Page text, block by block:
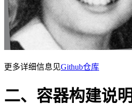
更多详细信息见Github仓库
二、容器构建说明